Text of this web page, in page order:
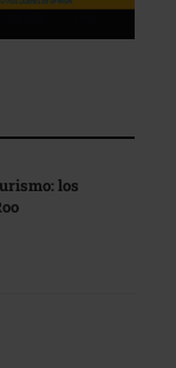
los